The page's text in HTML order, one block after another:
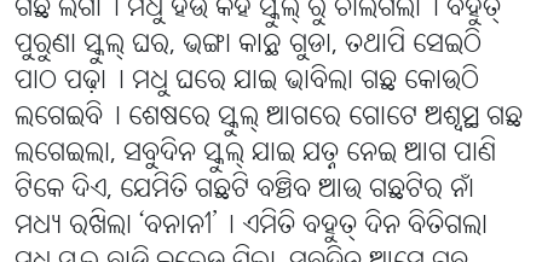
ଗଛ ଲଗା୤ ମଧୁ ହଉ କହି ସ୍କୁଲ୍ ରୁ ଚାଲିଗଲା୤ ବହୁତ୍
ପୁରୁଣା ସ୍କୁଲ୍ ଘର, ଭଙ୍ଗା କାନ୍ଥ ଗୁଡା, ତଥାପି ସେଇଠି
ପାଠ ପଢ଼ା୤ ମଧୁ ଘରେ ଯାଇ ଭାବିଲା ଗଛ କୋଉଠି
ଲଗେଇବି୤ ଶେଷରେ ସ୍କୁଲ୍ ଆଗରେ ଗୋଟେ ଅଶ୍ୱସ୍ଥ ଗଛ
ଲଗେଇଲା, ସବୁଦିନ ସ୍କୁଲ୍ ଯାଇ ଯତ୍ନ ନେଇ ଆଗ ପାଣି
ଟିକେ ଦିଏ, ଯେମିତି ଗଛଟି ବଞ୍ଚିବ ଆଉ ଗଛଟିର ନାଁ
ମଧ୍ୟ ରଖିଲା ‘ବନାନୀ’୤ ଏମିତି ବହୁତ୍ ଦିନ ବିତିଗଲା